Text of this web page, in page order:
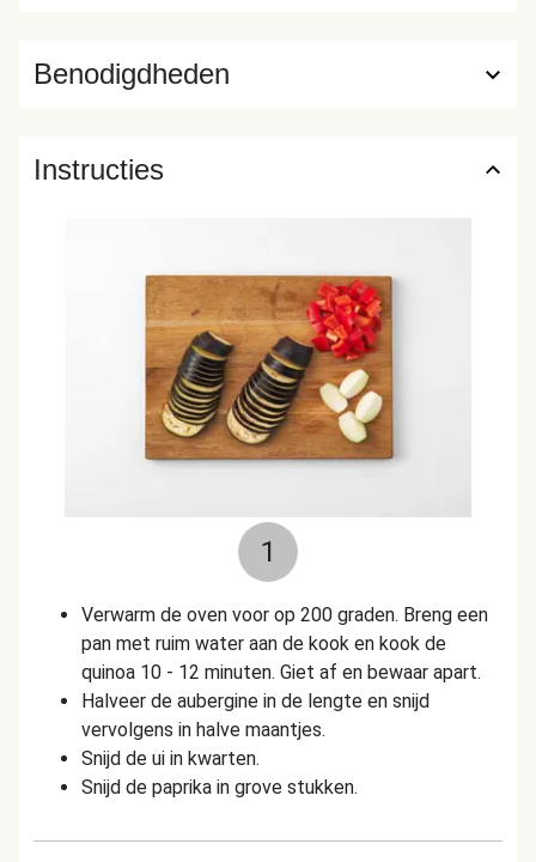
Benodigdheden
Instructies
1
Verwarm de oven voor op 200 graden. Breng een
pan met ruim water aan de kook en kook de
quinoa 10 - 12 minuten. Giet af en bewaar apart.
Halveer de aubergine in de lengte en snijd
vervolgens in halve maantjes.
Snijd de ui in kwarten.
Snijd de paprika in grove stukken.